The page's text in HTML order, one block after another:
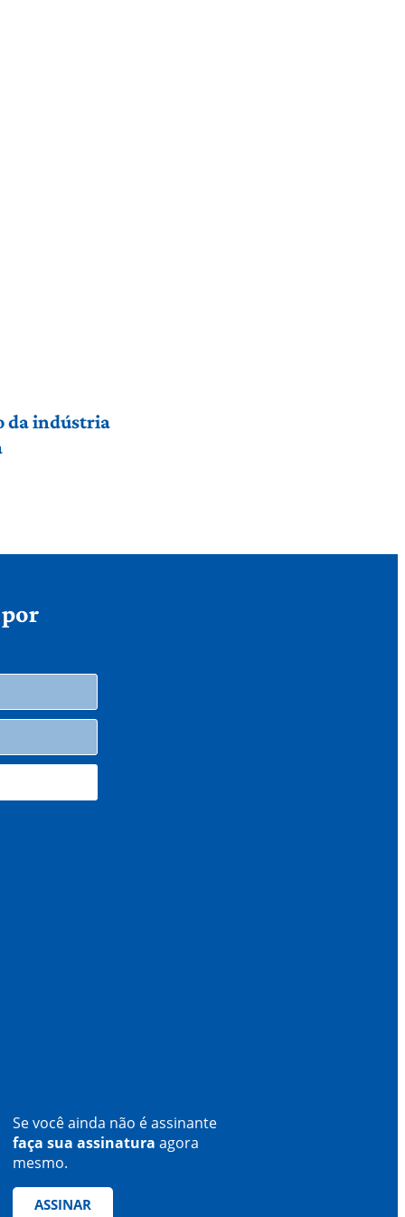
da indústria
Se você ainda não é assinante
faça sua assinatura agora
mesmo.
ASSINAR